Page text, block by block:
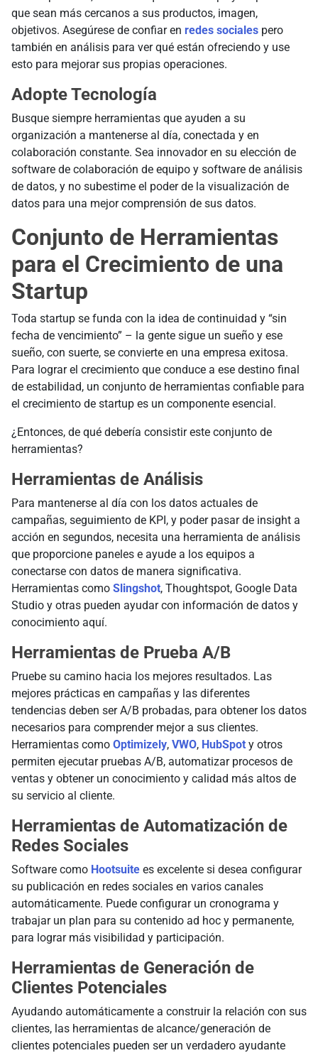
que sean más cercanos a sus productos, imagen,
objetivos. Asegúrese de confiar en redes sociales pero
también en análisis para ver qué están ofreciendo y use
esto para mejorar sus propias operaciones.
Adopte Tecnología
Busque siempre herramientas que ayuden a su
organización a mantenerse al día, conectada y en
colaboración constante. Sea innovador en su elección de
software de colaboración de equipo y software de análisis
de datos, y no subestime el poder de la visualización de
datos para una mejor comprensión de sus datos.
Conjunto de Herramientas
para el Crecimiento de una
Startup
Toda startup se funda con la idea de continuidad y “sin
fecha de vencimiento” – la gente sigue un sueño y ese
sueño, con suerte, se convierte en una empresa exitosa.
Para lograr el crecimiento que conduce a ese destino final
de estabilidad, un conjunto de herramientas confiable para
el crecimiento de startup es un componente esencial.
¿Entonces, de qué debería consistir este conjunto de
herramientas?
Herramientas de Análisis
Para mantenerse al día con los datos actuales de
campañas, seguimiento de KPI, y poder pasar de insight a
acción en segundos, necesita una herramienta de análisis
que proporcione paneles e ayude a los equipos a
conectarse con datos de manera significativa.
Herramientas como Slingshot, Thoughtspot, Google Data
Studio y otras pueden ayudar con información de datos y
conocimiento aquí.
Herramientas de Prueba A/B
Pruebe su camino hacia los mejores resultados. Las
mejores prácticas en campañas y las diferentes
tendencias deben ser A/B probadas, para obtener los datos
necesarios para comprender mejor a sus clientes.
Herramientas como Optimizely, VWO, HubSpot y otros
permiten ejecutar pruebas A/B, automatizar procesos de
ventas y obtener un conocimiento y calidad más altos de
su servicio al cliente.
Herramientas de Automatización de
Redes Sociales
Software como Hootsuite es excelente si desea configurar
su publicación en redes sociales en varios canales
automáticamente. Puede configurar un cronograma y
trabajar un plan para su contenido ad hoc y permanente,
para lograr más visibilidad y participación.
Herramientas de Generación de
Clientes Potenciales
Ayudando automáticamente a construir la relación con sus
clientes, las herramientas de alcance/generación de
clientes potenciales pueden ser un verdadero ayudante